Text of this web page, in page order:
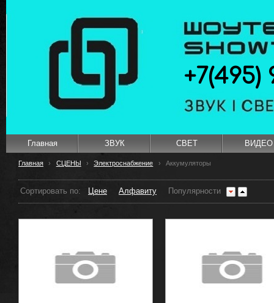
+7(495)
Главная ЗВУК СВЕТ ВИДЕО
Главная › СЦЕНЫ › Электроснабжение › Аккумуляторы
Сортировать по: Цене Алфавиту Популярности